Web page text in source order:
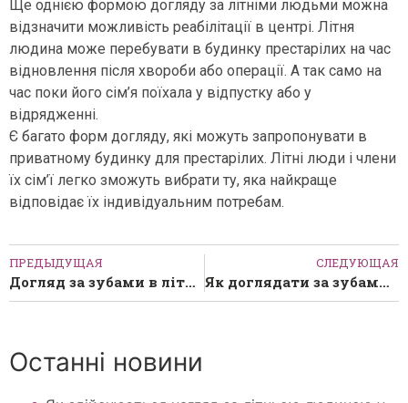
Ще однією формою догляду за літніми людьми можна
відзначити можливість реабілітації в центрі. Літня
людина може перебувати в будинку престарілих на час
відновлення після хвороби або операції. А так само на
час поки його сім’я поїхала у відпустку або у
відрядженні.
Є багато форм догляду, які можуть запропонувати в
приватному будинку для престарілих. Літні люди і члени
їх сім’ї легко зможуть вибрати ту, яка найкраще
відповідає їх індивідуальним потребам.
ПРЕДЫДУЩАЯ
Догляд за зубами в літньому віці
СЛЕДУЮЩАЯ
Як доглядати за зубами в літньому віці
Останні новини